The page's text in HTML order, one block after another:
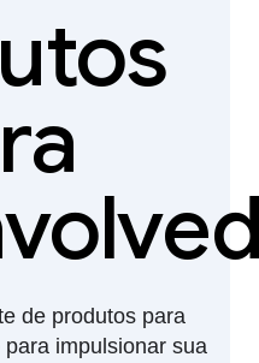
de produtos para
impulsionar sua